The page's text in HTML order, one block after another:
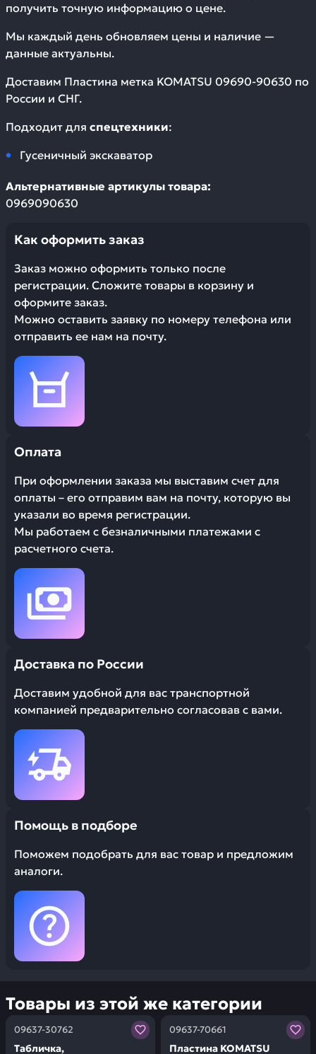
получить точную информацию о цене.
Мы каждый день обновляем цены и наличие —
данные актуальны.
Доставим Пластина метка KOMATSU 09690-90630 по
России и СНГ.
Подходит для спецтехники:
Гусеничный экскаватор
Альтернативные артикулы товара:
0969090630
Как оформить заказ
Заказ можно оформить только после
регистрации. Сложите товары в корзину и
оформите заказ.
Можно оставить заявку по номеру телефона или
отправить ее нам на почту.
Оплата
При оформлении заказа мы выставим счет для
оплаты – его отправим вам на почту, которую вы
указали во время регистрации.
Мы работаем с безналичными платежами с
расчетного счета.
Доставка по России
Доставим удобной для вас транспортной
компанией предварительно согласовав с вами.
Помощь в подборе
Поможем подобрать для вас товар и предложим
аналоги.
Товары из этой же категории
09637-30762
Табличка,
Заказывая запчасти у нас, вы получаете гарантию
09637-70661
Пластина KOMATSU
Заказывая запчасти у